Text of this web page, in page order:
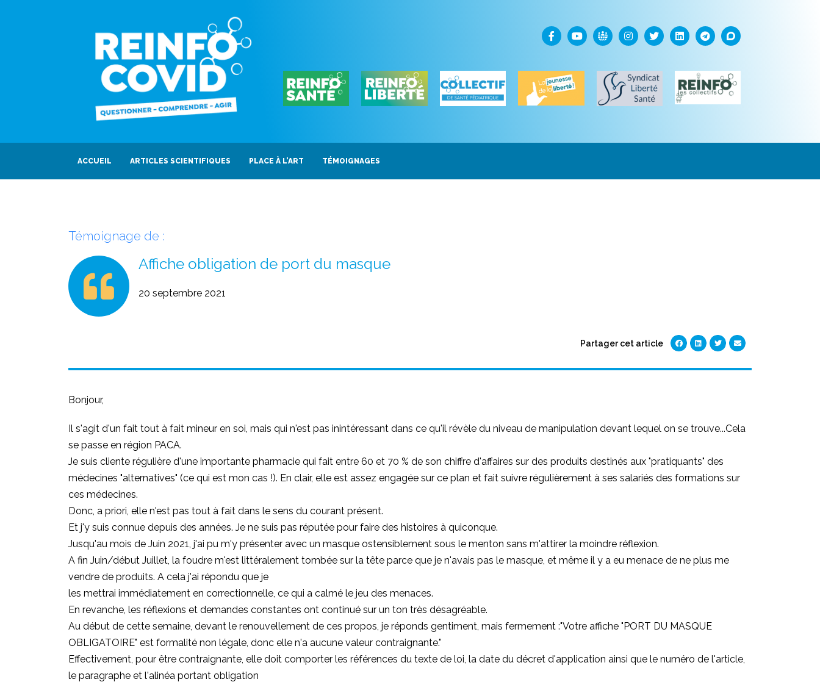
ACCUEIL ARTICLES SCIENTIFIQUES PLACE À L’ART TÉMOIGNAGES
Témoignage de :
Affiche obligation de port du masque
20 septembre 2021
Partager cet article
Bonjour,
Il s'agit d'un fait tout à fait mineur en soi, mais qui n'est pas inintéressant dans ce qu'il révèle du niveau de manipulation devant lequel on se trouve...Cela
se passe en région PACA.
Je suis cliente régulière d'une importante pharmacie qui fait entre 60 et 70 % de son chiffre d'affaires sur des produits destinés aux "pratiquants" des
médecines "alternatives" (ce qui est mon cas !). En clair, elle est assez engagée sur ce plan et fait suivre régulièrement à ses salariés des formations sur
ces médecines.
Donc, a priori, elle n'est pas tout à fait dans le sens du courant présent.
Et j'y suis connue depuis des années. Je ne suis pas réputée pour faire des histoires à quiconque.
Jusqu'au mois de Juin 2021, j'ai pu m'y présenter avec un masque ostensiblement sous le menton sans m'attirer la moindre réflexion.
A fin Juin/début Juillet, la foudre m'est littéralement tombée sur la tête parce que je n'avais pas le masque, et même il y a eu menace de ne plus me
vendre de produits. A cela j'ai répondu que je
les mettrai immédiatement en correctionnelle, ce qui a calmé le jeu des menaces.
En revanche, les réflexions et demandes constantes ont continué sur un ton très désagréable.
Au début de cette semaine, devant le renouvellement de ces propos, je réponds gentiment, mais fermement :"Votre affiche "PORT DU MASQUE
OBLIGATOIRE" est formalité non légale, donc elle n'a aucune valeur contraignante."
Effectivement, pour être contraignante, elle doit comporter les références du texte de loi, la date du décret d'application ainsi que le numéro de l'article,
le paragraphe et l'alinéa portant obligation